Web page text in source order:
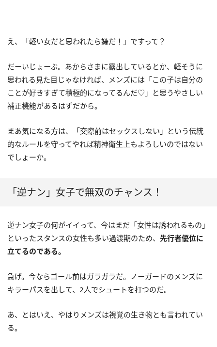
え、「軽い女だと思われたら嫌だ！」ですって？
だーいじょーぶ。あからさまに露出しているとか、軽そうに
思われる見た目じゃなければ、メンズには「この子は自分の
ことが好きすぎて積極的になってるんだ♡」と思うやさしい
補正機能があるはずだから。
まあ気になる方は、「交際前はセックスしない」という伝統
的なルールを守ってやれば精神衛生上もよろしいのではない
でしょーか。
「逆ナン」女子で無双のチャンス！
逆ナン女子の何がイイって、今はまだ「女性は誘われるもの」
といったスタンスの女性も多い過渡期のため、 先行者優位に
立てるのである。
急げ。今ならゴール前はガラガラだ。ノーガードのメンズに
キラーパスを出して、2人でシュートを打つのだ。
あ、とはいえ、やはりメンズは視覚の生き物とも言われてい
る。